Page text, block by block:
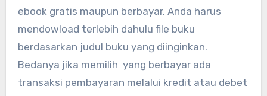
ebook gratis maupun berbayar. Anda harus
mendowload terlebih dahulu file buku
berdasarkan judul buku yang diinginkan.
Bedanya jika memilih yang berbayar ada
transaksi pembayaran melalui kredit atau debet